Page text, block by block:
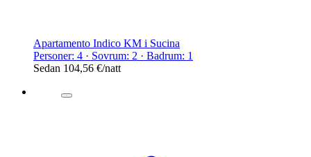
Apartamento Indico KM i Sucina
Personer: 4 · Sovrum: 2 · Badrum: 1
Sedan 104,56 €/natt